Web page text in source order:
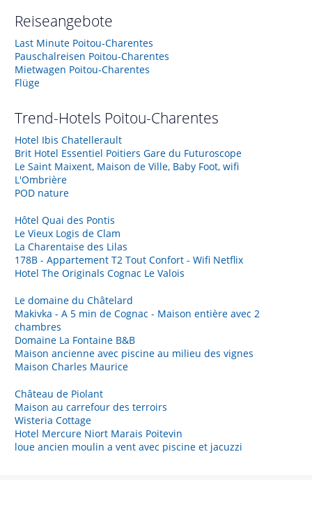
Reiseangebote
Last Minute Poitou-Charentes
Pauschalreisen Poitou-Charentes
Mietwagen Poitou-Charentes
Flüge
Trend-Hotels Poitou-Charentes
Hotel Ibis Chatellerault
Brit Hotel Essentiel Poitiers Gare du Futuroscope
Le Saint Maixent, Maison de Ville, Baby Foot, wifi
L'Ombrière
POD nature
Hôtel Quai des Pontis
Le Vieux Logis de Clam
La Charentaise des Lilas
178B - Appartement T2 Tout Confort - Wifi Netflix
Hotel The Originals Cognac Le Valois
Le domaine du Châtelard
Makivka - A 5 min de Cognac - Maison entière avec 2
chambres
Domaine La Fontaine B&B
Maison ancienne avec piscine au milieu des vignes
Maison Charles Maurice
Château de Piolant
Maison au carrefour des terroirs
Wisteria Cottage
Hotel Mercure Niort Marais Poitevin
loue ancien moulin a vent avec piscine et jacuzzi